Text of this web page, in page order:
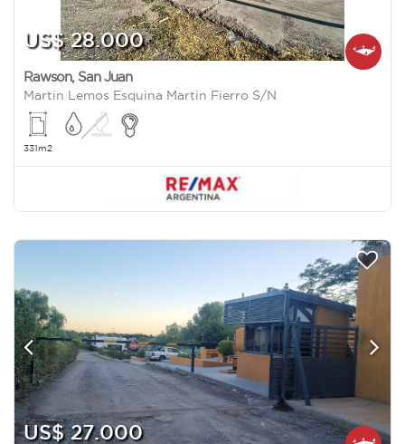
US$ 28.000
Rawson, San Juan
Martin Lemos Esquina Martin Fierro S/N
331m2
US$ 27.000